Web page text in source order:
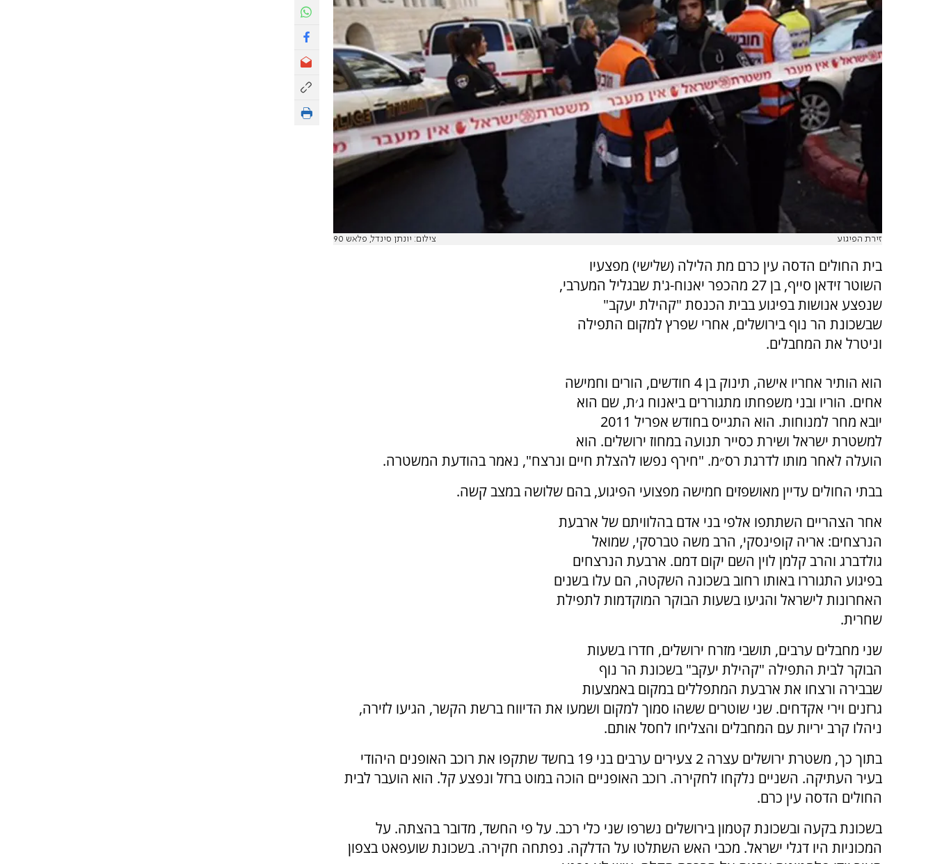
זירת הפיגוע צילום: יונתן סינדל, פלאש 90
בית החולים הדסה עין כרם מת הלילה (שלישי) מפצעיו
השוטר זידאן סייף, בן 27 מהכפר יאנוח-ג'ת שבגליל המערבי,
שנפצע אנושות בפיגוע בבית הכנסת "קהילת יעקב"
שבשכונת הר נוף בירושלים, אחרי שפרץ למקום התפילה
וניטרל את המחבלים.
הוא הותיר אחריו אישה,
תינוק בן 4 חודשים, הורים וחמישה
אחים. הוריו ובני משפחתו מתגוררים ביאנוח ג׳ת, שם הוא
יובא מחר למנוחות. הוא התגייס בחודש אפריל 2011
למשטרת ישראל ושירת כסייר תנועה במחוז ירושלים. הוא
הועלה לאחר מותו לדרגת רס״מ. "חירף נפשו להצלת חיים ונרצח", נאמר בהודעת המשטרה.
בבתי החולים עדיין מאושפזים חמישה מפצועי הפיגוע, בהם שלושה במצב קשה.
אחר הצהריים השתתפו אלפי בני אדם בהלוויתם של ארבעת
הנרצחים: אריה קופינסקי, הרב משה טברסקי, שמואל
גולדברג והרב קלמן לוין השם יקום דמם. ארבעת הנרצחים
בפיגוע התגוררו באותו רחוב בשכונה השקטה, הם עלו בשנים
האחרונות לישראל והגיעו בשעות הבוקר המוקדמות לתפילת
שחרית.
שני מחבלים ערבים, תושבי מזרח ירושלים, חדרו בשעות
הבוקר לבית התפילה "קהילת יעקב" בשכונת הר נוף
שבבירה ורצחו את ארבעת המתפללים במקום באמצעות
גרזנים וירי אקדחים. שני שוטרים ששהו סמוך למקום ושמעו את הדיווח ברשת הקשר, הגיעו לזירה,
ניהלו קרב יריות עם המחבלים והצליחו לחסל אותם.
בתוך כך, משטרת ירושלים עצרה 2 צעירים ערבים בני 19 בחשד שתקפו את רוכב האופנים היהודי
בעיר העתיקה. השניים נלקחו לחקירה. רוכב האופניים הוכה במוט ברזל ונפצע קל. הוא הועבר לבית
החולים הדסה עין כרם.
בשכונת בקעה ובשכונת קטמון בירושלים נשרפו שני כלי רכב. על פי החשד, מדובר בהצתה. על
המכוניות היו דגלי ישראל. מכבי האש השתלטו על הדלקה. נפתחה חקירה. בשכונת שועפאט בצפון